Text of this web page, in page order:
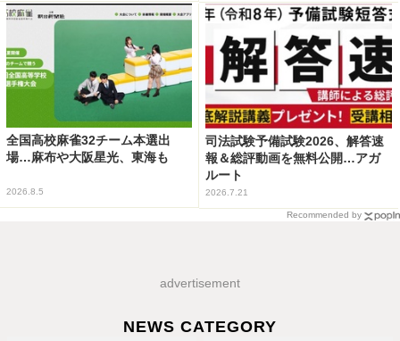
全国高校麻雀32チーム本選出
場…麻布や大阪星光、東海も
2026.8.5
司法試験予備試験2026、解答速
報＆総評動画を無料公開…アガ
ルート
2026.7.21
Recommended by
advertisement
NEWS CATEGORY